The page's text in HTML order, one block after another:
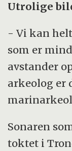
Utrolige
- Vi kan
som er
avstander
arkeolog er
Sonaren
toktet i